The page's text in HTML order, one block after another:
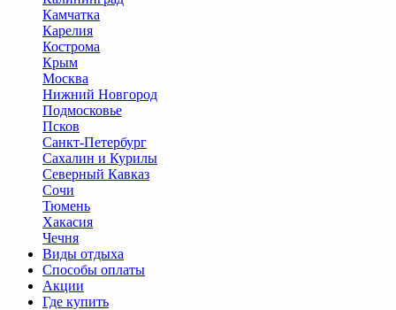
Камчатка
Карелия
Кострома
Крым
Москва
Нижний Новгород
Подмосковье
Псков
Санкт-Петербург
Сахалин и Курилы
Северный Кавказ
Сочи
Тюмень
Хакасия
Чечня
Виды отдыха
Способы оплаты
Акции
Где купить